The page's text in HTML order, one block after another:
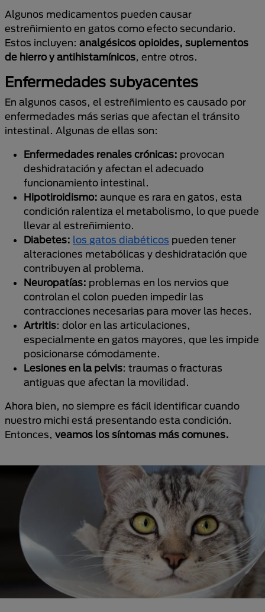
Algunos medicamentos pueden causar
estreñimiento en gatos como efecto secundario.
Estos incluyen: analgésicos opioides, suplementos
de hierro y antihistamínicos, entre otros.
Enfermedades subyacentes
En algunos casos, el estreñimiento es causado por
enfermedades más serias que afectan el tránsito
intestinal. Algunas de ellas son:
Enfermedades renales crónicas: provocan
deshidratación y afectan el adecuado
funcionamiento intestinal.
Hipotiroidismo: aunque es rara en gatos, esta
condición ralentiza el metabolismo, lo que puede
llevar al estreñimiento.
Diabetes: los gatos diabéticos pueden tener
alteraciones metabólicas y deshidratación que
contribuyen al problema.
Neuropatías: problemas en los nervios que
controlan el colon pueden impedir las
contracciones necesarias para mover las heces.
Artritis: dolor en las articulaciones,
especialmente en gatos mayores, que les impide
posicionarse cómodamente.
Lesiones en la pelvis: traumas o fracturas
antiguas que afectan la movilidad.
Ahora bien, no siempre es fácil identificar cuando
nuestro michi está presentando esta condición.
Entonces, veamos los síntomas más comunes.